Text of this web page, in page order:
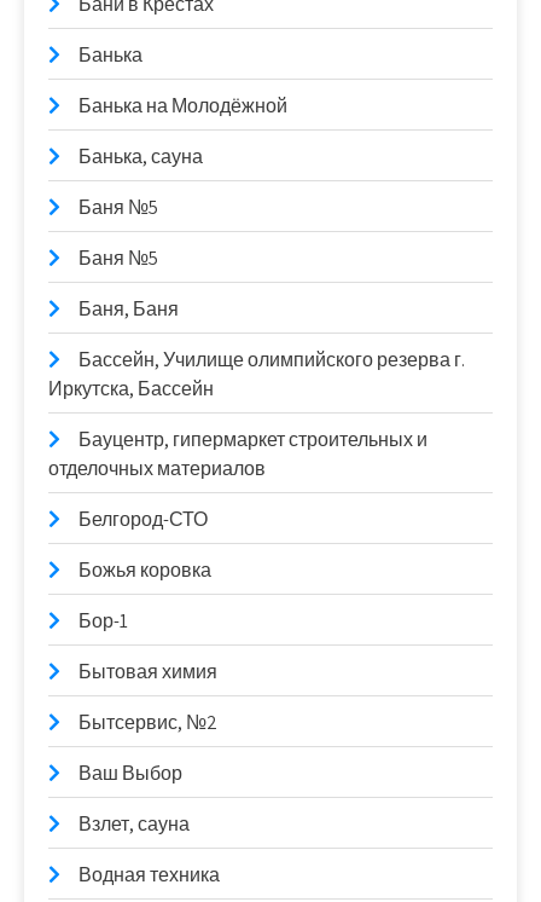
Банька
Банька на Молодёжной
Банька, сауна
Баня №5
Баня №5
Баня, Баня
Бассейн, Училище олимпийского резерва г.
Иркутска, Бассейн
Бауцентр, гипермаркет строительных и
отделочных материалов
Белгород-СТО
Божья коровка
Бор-1
Бытовая химия
Бытсервис, №2
Ваш Выбор
Взлет, сауна
Водная техника